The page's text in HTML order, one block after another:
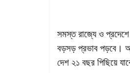
সমস্ত রাজ্যে ও
বড়সড় প্রভাব পড়বে।
দেশ ২১ বছর পিছিয়ে